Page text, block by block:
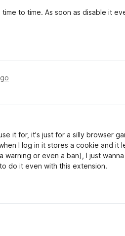
to time. As soon as disable it
it for, it's just for a silly browser
I log in it stores a cookie and it
or even a ban), I just
do it even with this extension.